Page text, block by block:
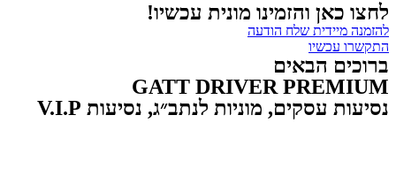
לחצו כאן והזמינו מונית עכשיו!
להזמנה מיידית שלח הודעה
התקשרו עכשיו
ברוכים הבאים
GATT DRIVER PREMIUM
נסיעות עסקים, מוניות לנתב״ג, נסיעות V.I.P